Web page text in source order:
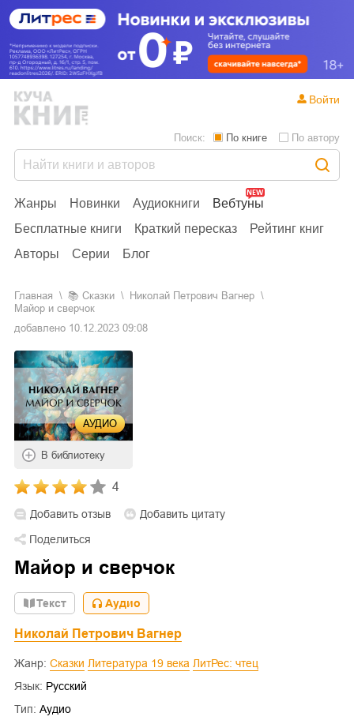
Жанры Новинки Аудиокниги
Вебтуны
Бесплатные книги
Краткий пересказ
Рейтинг книг
Авторы
Серии Блог
Поиск: По книге По автору
Войти
Главная 📚 сказки
Николай Петрович Вагнер
Майор и сверчок
добавлено 10.12.2023 09:08
АУДИО
В библиотеку
4
Добавить отзыв
Добавить цитату
Поделиться
Майор и сверчок
Текст Аудио
Николай Петрович Вагнер
Жанр: Сказки Литература 19 века
ЛитРес: чтец
Язык: Русский
Тип: Аудио